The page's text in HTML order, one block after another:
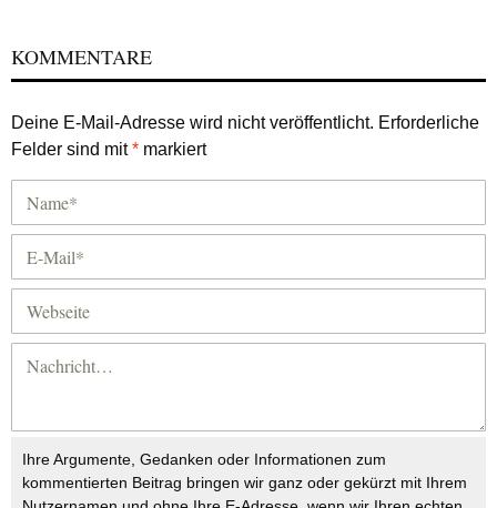
KOMMENTARE
Deine E-Mail-Adresse wird nicht veröffentlicht. Erforderliche
Felder sind mit* markiert
Ihre Argumente, Gedanken oder Informationen zum
kommentierten Beitrag bringen wir ganz oder gekürzt mit Ihrem